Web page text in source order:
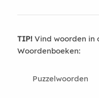
TIP!Vind woorden in
Woordenboeken:
Puzzelwoorden